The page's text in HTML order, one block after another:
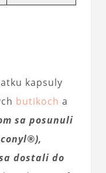
kapsuly
butikoch a
sa posunuli
dostali do